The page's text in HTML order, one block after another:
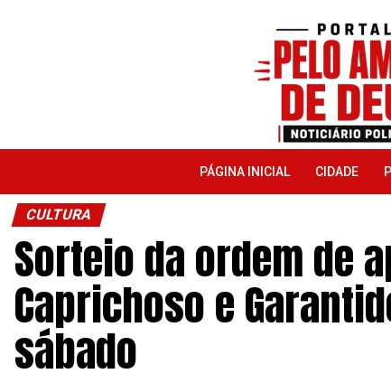
PÁGINA INICIAL CIDADE
CULTURA
Sorteio da ordem de
Caprichoso e
sábado